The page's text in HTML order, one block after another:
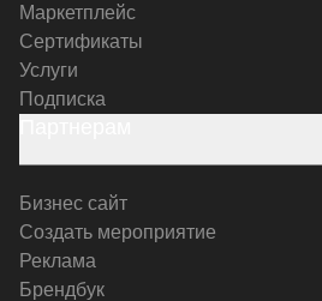
Маркетплейс
Сертификаты
Услуги
Подписка
Бизнес сайт
Создать мероприятие
Реклама
Брендбук